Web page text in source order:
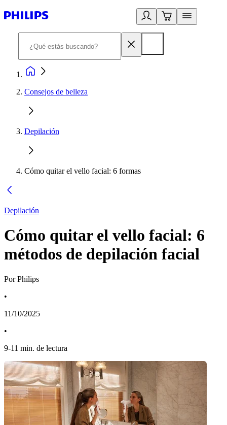
Consejos de belleza
Depilación
Cómo quitar el vello facial: 6 formas
Depilación
Cómo quitar el vello facial: 6
métodos de depilación facial
Por Philips
•
11/10/2025
•
9-11 min. de lectura